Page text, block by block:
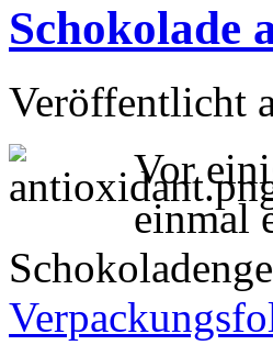
Veröffentlicht
Vor
einmal